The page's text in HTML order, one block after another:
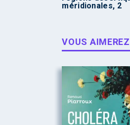
méridionales, 2
VOUS